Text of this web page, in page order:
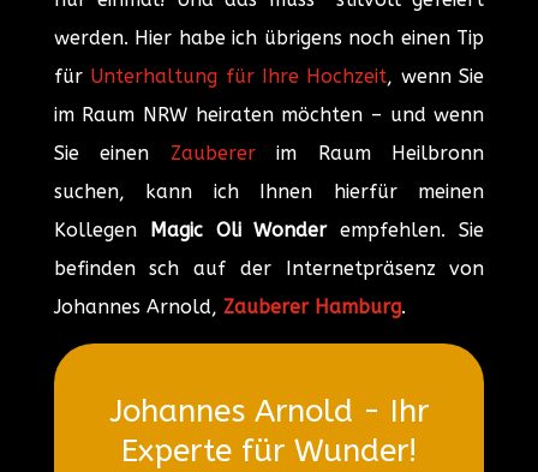
werden. Hier habe ich übrigens noch einen Tip
für Unterhaltung für Ihre Hochzeit, wenn Sie
im Raum NRW heiraten möchten – und wenn
Sie einen Zaubererim Raum Heilbronn
suchen, kann ich Ihnen hierfür meinen
Kollegen
Magic Oli Wonderempfehlen. Sie
befinden sch auf der Internetpräsenz von
Johannes Arnold, Zauberer Hamburg.
Johannes Arnold - Ihr
Experte für Wunder!